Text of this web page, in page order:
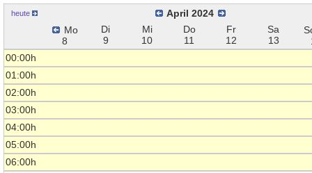
heute
April 2024
Mo
8
Di
9
Mi
10
Do
11
Fr
12
Sa
13
00:00h
01:00h
02:00h
03:00h
04:00h
05:00h
06:00h